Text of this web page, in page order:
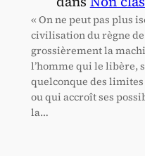
« On ne peut pas plus
civilisation du règne
grossièrement la
l’homme qui le libère,
quelconque des
ou qui accroît ses
la…